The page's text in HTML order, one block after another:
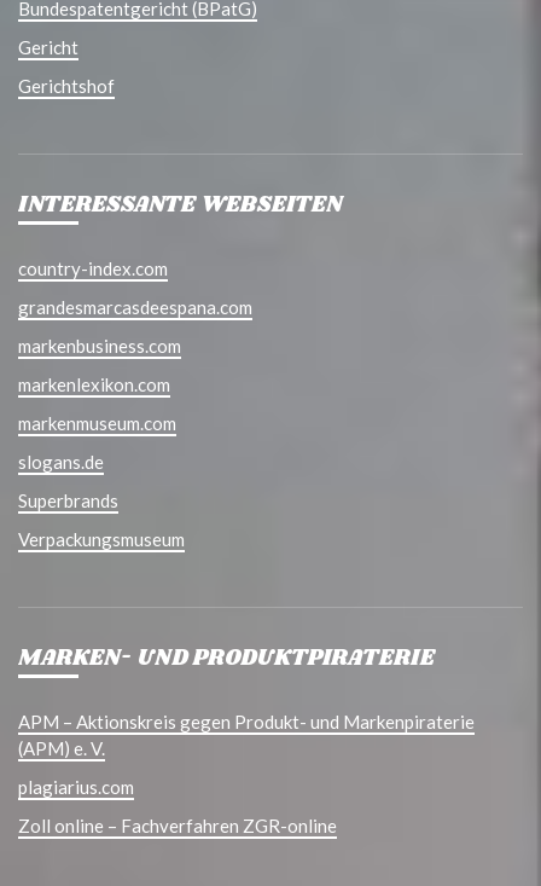
Bundespatentgericht (BPatG)
Gericht
Gerichtshof
INTERESSANTE WEBSEITEN
country-index.com
grandesmarcasdeespana.com
markenbusiness.com
markenlexikon.com
markenmuseum.com
slogans.de
Superbrands
Verpackungsmuseum
MARKEN- UND PRODUKTPIRATERIE
APM – Aktionskreis gegen Produkt- und Markenpiraterie
(APM) e. V.
plagiarius.com
Zoll online – Fachverfahren ZGR-online